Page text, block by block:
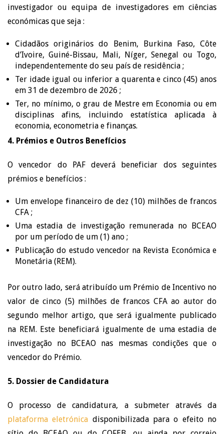
investigador ou equipa de investigadores em ciências
económicas que seja :
Cidadãos originários do Benim, Burkina Faso, Côte
d’Ivoire, Guiné-Bissau, Mali, Níger, Senegal ou Togo,
independentemente do seu país de residência ;
Ter idade igual ou inferior a quarenta e cinco (45) anos
em 31 de dezembro de 2026 ;
Ter, no mínimo, o grau de Mestre em Economia ou em
disciplinas afins, incluindo estatística aplicada à
economia, econometria e finanças.
4. Prémios e Outros Benefícios
O vencedor do PAF deverá beneficiar dos seguintes
prémios e benefícios :
Um envelope financeiro de dez (10) milhões de francos
CFA ;
Uma estadia de investigação remunerada no BCEAO
por um período de um (1) ano ;
Publicação do estudo vencedor na Revista Económica e
Monetária (REM).
Por outro lado, será atribuído um Prémio de Incentivo no
valor de cinco (5) milhões de francos CFA ao autor do
segundo melhor artigo, que será igualmente publicado
na REM. Este beneficiará igualmente de uma estadia de
investigação no BCEAO nas mesmas condições que o
vencedor do Prémio.
5. Dossier de Candidatura
O processo de candidatura, a submeter através da
plataforma eletrónica disponibilizada para o efeito no